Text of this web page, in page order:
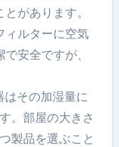
があります。
ィルターに空気
安全ですが、
はその加湿量に
。部屋の大きさ
製品を選ぶこと